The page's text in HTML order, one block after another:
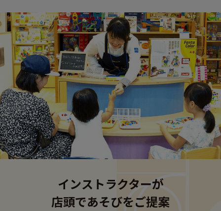
インストラクターが
店頭であそびをご提案